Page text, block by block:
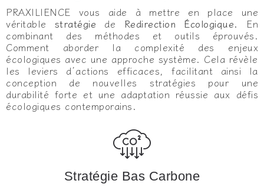
PRAXILIENCE vous aide à mettre en place une
véritable stratégie de Redirection Écologique.
En
combinant des méthodes et outils éprouvés.
Comment aborder la complexité des enjeux
écologiques avec une approche système. Cela révèle
les leviers d’actions efficaces, facilitant ainsi la
conception de nouvelles stratégies pour une
durabilité forte et une adaptation réussie aux défis
écologiques contemporains.
Stratégie Bas Carbone